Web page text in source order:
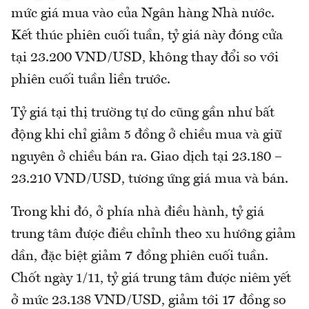
mức giá mua vào của Ngân hàng Nhà nước.
Kết thúc phiên cuối tuần, tỷ giá này đóng cửa
tại 23.200 VND/USD, không thay đổi so với
phiên cuối tuần liền trước.
Tỷ giá tại thị trường tự do cũng gần như bất
động khi chỉ giảm 5 đồng ở chiều mua và giữ
nguyên ở chiều bán ra. Giao dịch tại 23.180 –
23.210 VND/USD, tương ứng giá mua và bán.
Trong khi đó, ở phía nhà điều hành, tỷ giá
trung tâm được điều chỉnh theo xu hướng giảm
dần, đặc biệt giảm 7 đồng phiên cuối tuần.
Chốt ngày 1/11, tỷ giá trung tâm được niêm yết
ở mức 23.138 VND/USD, giảm tới 17 đồng so